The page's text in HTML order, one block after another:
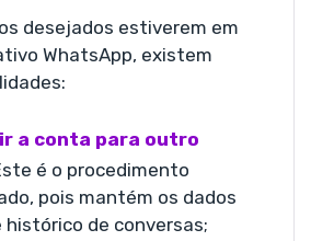
desejados estiverem em
WhatsApp, existem
a conta para outro
é o procedimento
pois mantém os dados
histórico de conversas;